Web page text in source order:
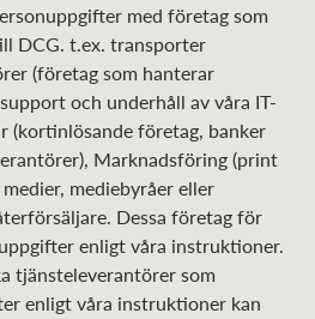
med företag som
DCG. t.ex. transporter
(företag som hanterar
och underhåll av våra IT-
(kortinlösande företag, banker
Marknadsföring (print
mediebyråer eller
Dessa företag för
enligt våra instruktioner.
tjänsteleverantörer som
enligt våra instruktioner kan